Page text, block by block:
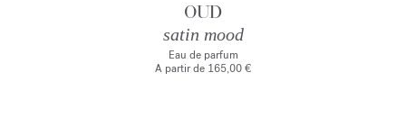
OUD
satin mood
Eau de parfum
A partir de 165,00 €